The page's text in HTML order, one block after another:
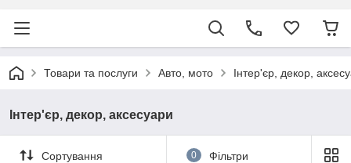
Товари та послуги Авто, мото Інтер'єр, декор,
Інтер'єр, декор, аксесуари
Сортування 0 Фільтри